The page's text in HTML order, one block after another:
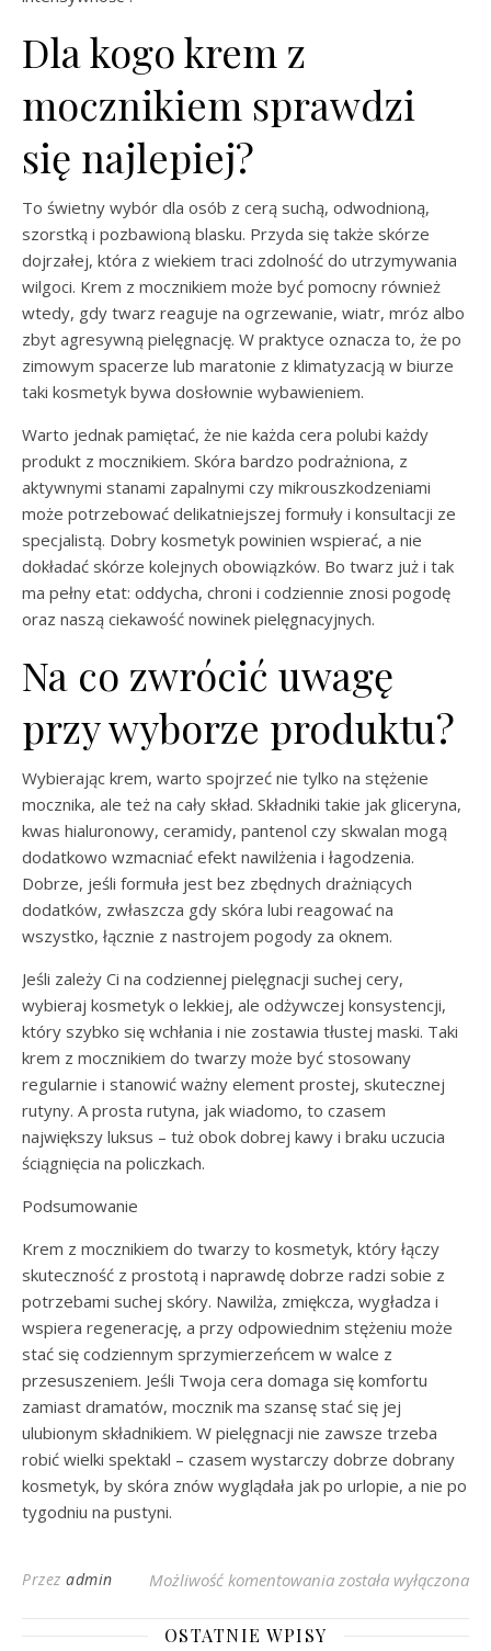
Dla kogo krem z
mocznikiem sprawdzi
się najlepiej?
To świetny wybór dla osób z cerą suchą, odwodnioną,
szorstką i pozbawioną blasku. Przyda się także skórze
dojrzałej, która z wiekiem traci zdolność do utrzymywania
wilgoci. Krem z mocznikiem może być pomocny również
wtedy, gdy twarz reaguje na ogrzewanie, wiatr, mróz albo
zbyt agresywną pielęgnację. W praktyce oznacza to, że po
zimowym spacerze lub maratonie z klimatyzacją w biurze
taki kosmetyk bywa dosłownie wybawieniem.
Warto jednak pamiętać, że nie każda cera polubi każdy
produkt z mocznikiem. Skóra bardzo podrażniona, z
aktywnymi stanami zapalnymi czy mikrouszkodzeniami
może potrzebować delikatniejszej formuły i konsultacji ze
specjalistą. Dobry kosmetyk powinien wspierać, a nie
dokładać skórze kolejnych obowiązków. Bo twarz już i tak
ma pełny etat: oddycha, chroni i codziennie znosi pogodę
oraz naszą ciekawość nowinek pielęgnacyjnych.
Na co zwrócić uwagę
przy wyborze produktu?
Wybierając krem, warto spojrzeć nie tylko na stężenie
mocznika, ale też na cały skład. Składniki takie jak gliceryna,
kwas hialuronowy, ceramidy, pantenol czy skwalan mogą
dodatkowo wzmacniać efekt nawilżenia i łagodzenia.
Dobrze, jeśli formuła jest bez zbędnych drażniących
dodatków, zwłaszcza gdy skóra lubi reagować na
wszystko, łącznie z nastrojem pogody za oknem.
Jeśli zależy Ci na codziennej pielęgnacji suchej cery,
wybieraj kosmetyk o lekkiej, ale odżywczej konsystencji,
który szybko się wchłania i nie zostawia tłustej maski. Taki
krem z mocznikiem do twarzy może być stosowany
regularnie i stanowić ważny element prostej, skutecznej
rutyny. A prosta rutyna, jak wiadomo, to czasem
największy luksus – tuż obok dobrej kawy i braku uczucia
ściągnięcia na policzkach.
Podsumowanie
Krem z mocznikiem do twarzy to kosmetyk, który łączy
skuteczność z prostotą i naprawdę dobrze radzi sobie z
potrzebami suchej skóry. Nawilża, zmiękcza, wygładza i
wspiera regenerację, a przy odpowiednim stężeniu może
stać się codziennym sprzymierzeńcem w walce z
przesuszeniem. Jeśli Twoja cera domaga się komfortu
zamiast dramatów, mocznik ma szansę stać się jej
ulubionym składnikiem. W pielęgnacji nie zawsze trzeba
robić wielki spektakl – czasem wystarczy dobrze dobrany
kosmetyk, by skóra znów wyglądała jak po urlopie, a nie po
tygodniu na pustyni.
Przez admin Możliwość komentowania Krem z mocznikiem
została wyłączona
OSTATNIE WPISY